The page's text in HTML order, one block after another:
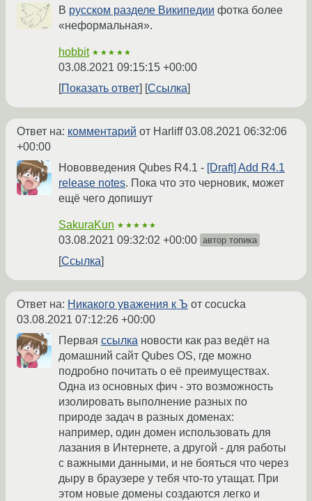
В русском разделе Википедии фотка более
«неформальная».
hobbit ★★★★★
03.08.2021 09:15:15 +00:00
Показать ответ
Ссылка
Ответ на: комментарий от Harliff03.08.2021 06:32:06
+00:00
Нововведения Qubes R4.1 - [Draft] Add R4.1
release notes. Пока что это черновик, может
ещё чего допишут
SakuraKun ★★★★★
03.08.2021 09:32:02 +00:00 автор топика
Ссылка
Ответ на: Никакого уважения к Ъ от cocucka
03.08.2021 07:12:26 +00:00
Первая ссылка новости как раз ведёт на
домашний сайт Qubes OS, где можно
подробно почитать о её преимуществах.
Одна из основных фич - это возможность
изолировать выполнение разных по
природе задач в разных доменах:
например, один домен использовать для
лазания в Интернете, а другой - для работы
с важными данными, и не бояться что через
дыру в браузере у тебя что-то утащат. При
этом новые домены создаются легко и